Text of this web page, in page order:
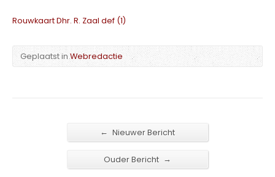
Rouwkaart Dhr. R. Zaal def (1)
Geplaatst inWebredactie
← Nieuwer Bericht
Ouder Bericht →